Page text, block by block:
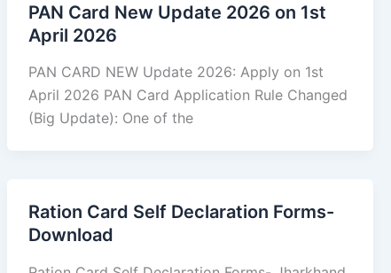
PAN Card New Update 2026 on 1st
April 2026
PAN CARD NEW Update 2026: Apply on 1st
April 2026 PAN Card Application Rule Changed
(Big Update): One of the
Ration Card Self Declaration Forms-
Download